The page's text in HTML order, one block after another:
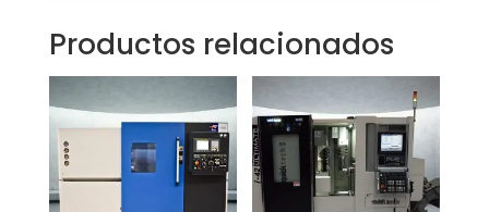
Productos relacionados